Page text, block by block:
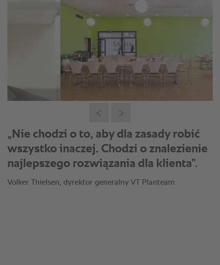
„Nie chodzi o to, aby dla zasady robić
wszystko inaczej. Chodzi o znalezienie
najlepszego rozwiązania dla klienta”.
Volker Thielsen, dyrektor generalny VT Planteam